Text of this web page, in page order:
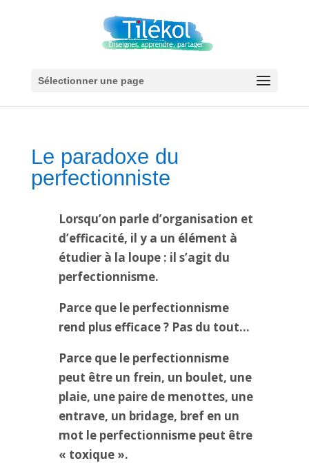
Sélectionner une page
Le paradoxe du
perfectionniste
Lorsqu’on parle d’organisation et
d’efficacité, il y a un élément à
étudier à la loupe : il s’agit du
perfectionnisme.
Parce que le perfectionnisme
rend plus efficace ? Pas du tout…
Parce que le perfectionnisme
peut être un frein, un boulet, une
plaie, une paire de menottes, une
entrave, un bridage, bref en un
mot le perfectionnisme peut être
« toxique ».